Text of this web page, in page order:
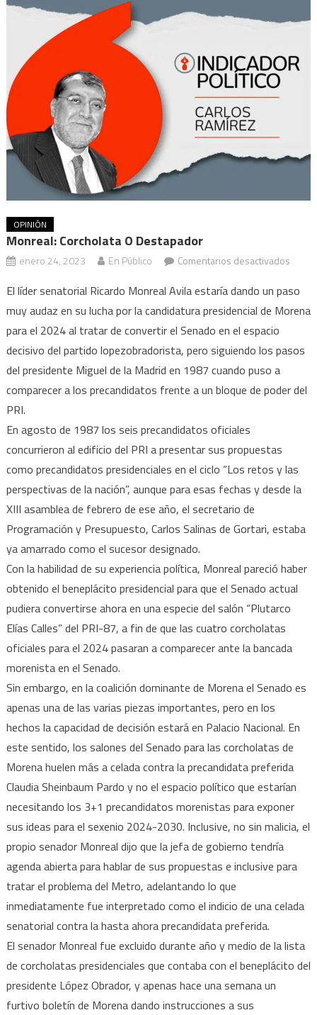
OPINIÓN
Monreal: Corcholata O Destapador
enero 24, 2023 En Público Comentarios desactivadosen
o
El líder senatorial Ricardo Monreal Avila estaría dando un paso
muy audaz en su lucha por la candidatura presidencial de Morena
para el 2024 al tratar de convertir el Senado en el espacio
decisivo del partido lopezobradorista, pero siguiendo los pasos
del presidente Miguel de la Madrid en 1987 cuando puso a
comparecer a los precandidatos frente a un bloque de poder del
PRI.
En agosto de 1987 los seis precandidatos oficiales
concurrieron al edificio del PRI a presentar sus propuestas
como precandidatos presidenciales en el ciclo “Los retos y las
perspectivas de la nación”, aunque para esas fechas y desde la
XIII asamblea de febrero de ese año, el secretario de
Programación y Presupuesto, Carlos Salinas de Gortari, estaba
ya amarrado como el sucesor designado.
Con la habilidad de su experiencia política, Monreal pareció haber
obtenido el beneplácito presidencial para que el Senado actual
pudiera convertirse ahora en una especie del salón “Plutarco
Elías Calles” del PRI-87, a fin de que las cuatro corcholatas
oficiales para el 2024 pasaran a comparecer ante la bancada
morenista en el Senado.
Sin embargo, en la coalición dominante de Morena el Senado es
apenas una de las varias piezas importantes, pero en los
hechos la capacidad de decisión estará en Palacio Nacional. En
este sentido, los salones del Senado para las corcholatas de
Morena huelen más a celada contra la precandidata preferida
Claudia Sheinbaum Pardo y no el espacio político que estarían
necesitando los 3+1 precandidatos morenistas para exponer
sus ideas para el sexenio 2024-2030. Inclusive, no sin malicia, el
propio senador Monreal dijo que la jefa de gobierno tendría
agenda abierta para hablar de sus propuestas e inclusive para
tratar el problema del Metro, adelantando lo que
inmediatamente fue interpretado como el indicio de una celada
senatorial contra la hasta ahora precandidata preferida.
El senador Monreal fue excluido durante año y medio de la lista
de corcholatas presidenciales que contaba con el beneplácito del
presidente López Obrador, y apenas hace una semana un
furtivo boletín de Morena dando instrucciones a sus